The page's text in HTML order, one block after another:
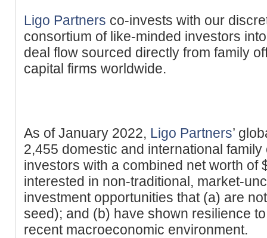
Ligo Partners co-invests with our
consortium of like-minded investors
deal flow sourced directly from family
capital firms worldwide.
As of January 2022, Ligo Partners’
2,455 domestic and international
investors with a combined net worth of
interested in non-traditional, market-
investment opportunities that (a) are
seed); and (b) have shown resilience
recent macroeconomic environment.